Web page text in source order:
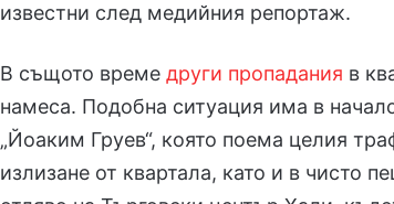
известни след медийния репортаж.
В същото времедруги пропадания в
намеса. Подобна ситуация има в
„Йоаким Груев“, която поема целия
излизане от квартала, като и в чисто